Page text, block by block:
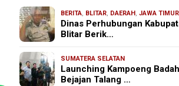
BERITA, BLITAR, DAERAH ,JAWA TIMUR
Dinas Perhubungan
Blitar Berik…
SUMATERA SELATAN
Launching Kampoeng Badah
Bejajan Talang …